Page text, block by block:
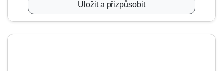
Uložit a přizpůsobit